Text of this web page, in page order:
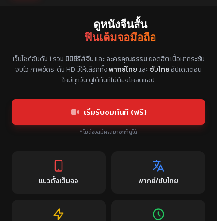
ดูหนังจีนสั้น
ฟินเต็มจอมือถือ
เว็บไซต์อันดับ 1 รวม มินิซีรีส์จีนและ ละครคุณธรรมยอดฮิต เนื้อหากระชับ
จบไว ภาพชัดระดับ HD มีให้เลือกทั้งพากย์ไทยและ ซับไทยอัปเดตตอน
ใหม่ทุกวัน ดูได้ทันทีไม่ต้องโหลดแอป
เริ่มรับชมทันที (ฟรี)
* ไม่ต้องสมัครสมาชิกก็ดูได้
แนวตั้งเต็มจอ พากย์/ซับไทย